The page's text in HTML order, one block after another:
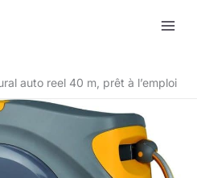
auto reel 40 m, prêt à l’emploi